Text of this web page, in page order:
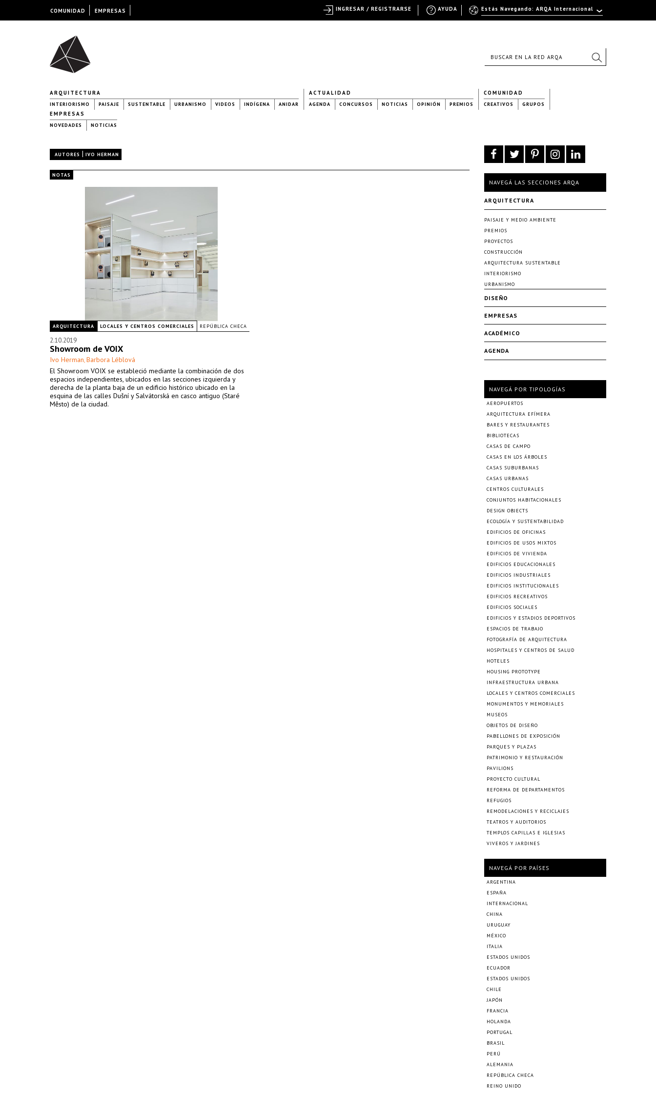
ARQUITECTURA
INTERIORISMO PAISAJE SUSTENTABLE URBANISMO VIDEOS INDÍGENA ANIDAR
ACTUALIDAD
AGENDA CONCURSOS NOTICIAS OPINIÓN PREMIOS
COMUNIDAD
CREATIVOS GRUPOS
EMPRESAS
NOVEDADES NOTICIAS
AUTORES | IVO HERMAN
NOTAS
ARQUITECTURA LOCALES Y CENTROS COMERCIALES REPÚBLICA CHECA
2.10.2019
Showroom de VOIX
Ivo Herman, Barbora Léblová
El Showroom VOIX se estableció mediante la combinación de dos
espacios independientes, ubicados en las secciones izquierda y
derecha de la planta baja de un edificio histórico ubicado en la
esquina de las calles Dušní y Salvátorská en casco antiguo (Staré
Město) de la ciudad.
NAVEGÁ LAS SECCIONES ARQA
ARQUITECTURA
PAISAJE Y MEDIO AMBIENTE
PREMIOS
PROYECTOS
CONSTRUCCIÓN
ARQUITECTURA SUSTENTABLE
INTERIORISMO
URBANISMO
DISEÑO
EMPRESAS
ACADÉMICO
AGENDA
NAVEGÁ POR TIPOLOGÍAS
AEROPUERTOS
ARQUITECTURA EFÍMERA
BARES Y RESTAURANTES
BIBLIOTECAS
CASAS DE CAMPO
CASAS EN LOS ÁRBOLES
CASAS SUBURBANAS
CASAS URBANAS
CENTROS CULTURALES
CONJUNTOS HABITACIONALES
DESIGN OBJECTS
ECOLOGÍA Y SUSTENTABILIDAD
EDIFICIOS DE OFICINAS
EDIFICIOS DE USOS MIXTOS
EDIFICIOS DE VIVIENDA
EDIFICIOS EDUCACIONALES
EDIFICIOS INDUSTRIALES
EDIFICIOS INSTITUCIONALES
EDIFICIOS RECREATIVOS
EDIFICIOS SOCIALES
EDIFICIOS Y ESTADIOS DEPORTIVOS
ESPACIOS DE TRABAJO
FOTOGRAFÍA DE ARQUITECTURA
HOSPITALES Y CENTROS DE SALUD
HOTELES
HOUSING PROTOTYPE
INFRAESTRUCTURA URBANA
LOCALES Y CENTROS COMERCIALES
MONUMENTOS Y MEMORIALES
MUSEOS
OBJETOS DE DISEÑO
PABELLONES DE EXPOSICIÓN
PARQUES Y PLAZAS
PATRIMONIO Y RESTAURACIÓN
PAVILIONS
PROYECTO CULTURAL
REFORMA DE DEPARTAMENTOS
REFUGIOS
REMODELACIONES Y RECICLAJES
TEATROS Y AUDITORIOS
TEMPLOS CAPILLAS E IGLESIAS
VIVEROS Y JARDINES
NAVEGÁ POR PAÍSES
ARGENTINA
ESPAÑA
INTERNACIONAL
CHINA
URUGUAY
MÉXICO
ITALIA
ESTADOS UNIDOS
ECUADOR
ESTADOS UNIDOS
CHILE
JAPÓN
FRANCIA
HOLANDA
PORTUGAL
BRASIL
PERÚ
ALEMANIA
REPÚBLICA CHECA
REINO UNIDO
COMUNIDAD EMPRESAS Estás Navegando: ARQA Internacional
AYUDA
INGRESAR / REGISTRARSE